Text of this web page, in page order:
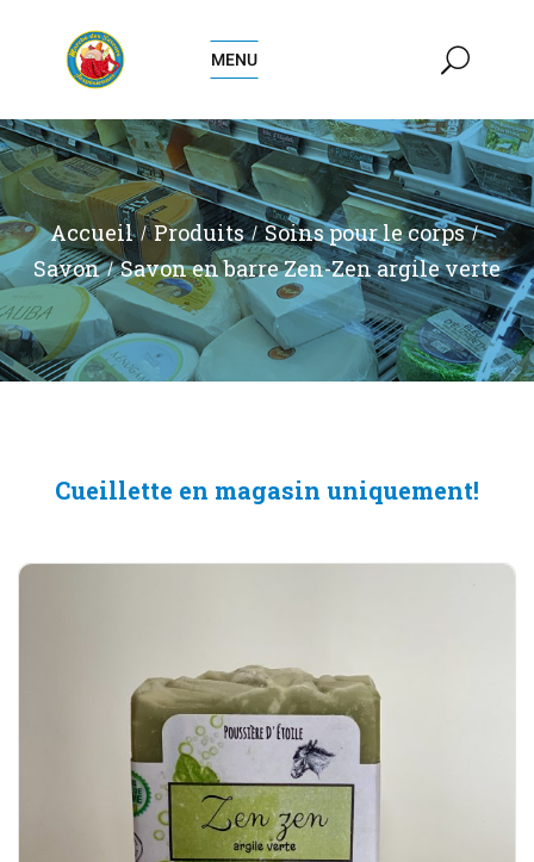
MENU
Accueil Produits
Soins pour le corps
Savon
Savon en barre Zen-Zen argile verte
Cueillette en magasin uniquement!